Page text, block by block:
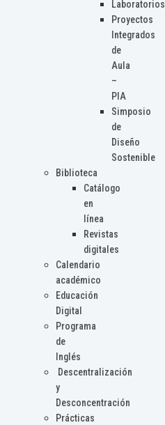
Laboratorios
Proyectos
Integrados
de
Aula
–
PIA
Simposio
de
Diseño
Sostenible
Biblioteca
Catálogo
en
línea
Revistas
digitales
Calendario
académico
Educación
Digital
Programa
de
Inglés
Descentralización
y
Desconcentración
Prácticas